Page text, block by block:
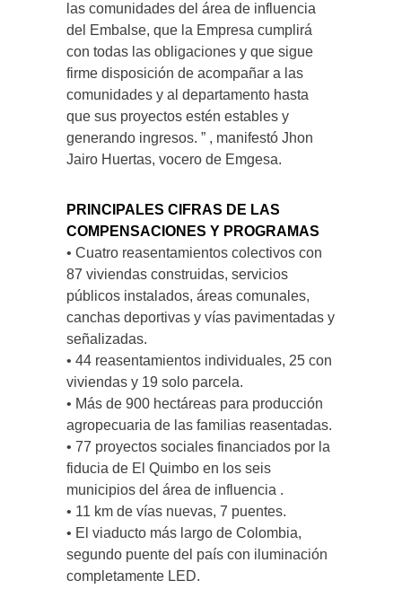
las comunidades del área de influencia
del Embalse, que la Empresa cumplirá
con todas las obligaciones y que sigue
firme disposición de acompañar a las
comunidades y al departamento hasta
que sus proyectos estén estables y
generando ingresos. ” , manifestó Jhon
Jairo Huertas, vocero de Emgesa.
PRINCIPALES CIFRAS DE LAS
COMPENSACIONES Y PROGRAMAS
• Cuatro reasentamientos colectivos con
87 viviendas construidas, servicios
públicos instalados, áreas comunales,
canchas deportivas y vías pavimentadas y
señalizadas.
• 44 reasentamientos individuales, 25 con
viviendas y 19 solo parcela.
• Más de 900 hectáreas para producción
agropecuaria de las familias reasentadas.
• 77 proyectos sociales financiados por la
fiducia de El Quimbo en los seis
municipios del área de influencia .
• 11 km de vías nuevas, 7 puentes.
• El viaducto más largo de Colombia,
segundo puente del país con iluminación
completamente LED.